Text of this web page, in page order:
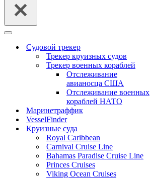
Меню
навигацииСудовой трекер
Трекер круизных судов
Трекер военных кораблей
Отслеживание
авианосца США
Отслеживание военных
кораблей НАТО
Маринетраффик
VesselFinder
Круизные суда
Royal Caribbean
Carnival Cruise Line
Bahamas Paradise Cruise Line
Princes Cruises
Viking Ocean Cruises